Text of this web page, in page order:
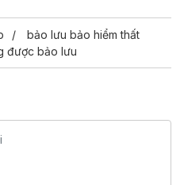
bảo lưu bảo hiểm thất
được bảo lưu